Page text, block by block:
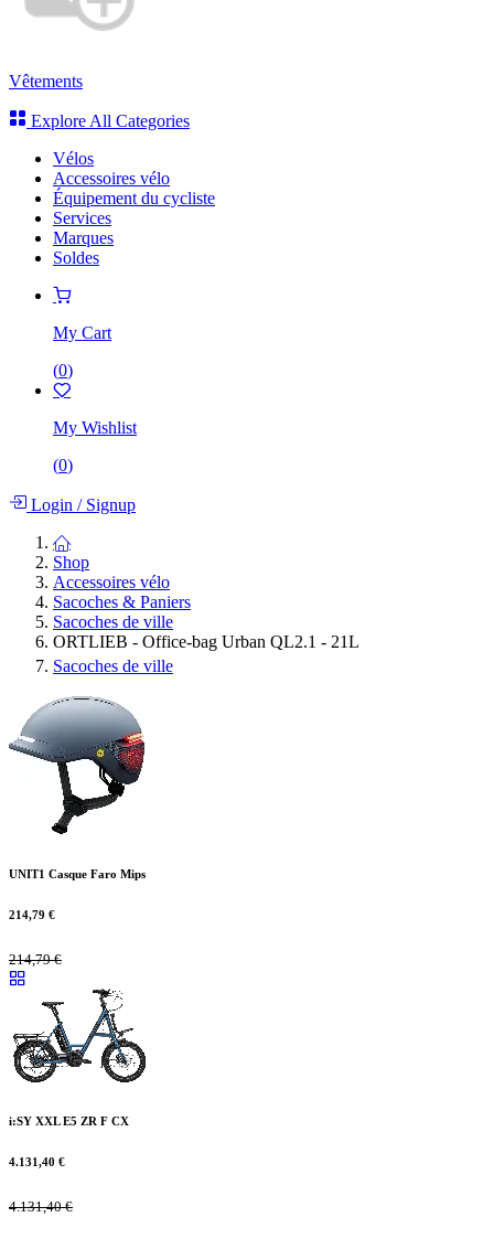
Vêtements
Explore All Categories
Vélos
Accessoires vélo
Équipement du cycliste
Services
Marques
Soldes
My Cart
(0)
My Wishlist
(0)
Login /Signup
Shop
Accessoires vélo
Sacoches & Paniers
Sacoches de ville
ORTLIEB - Office-bag Urban QL2.1 - 21L
Sacoches de ville
UNIT1 Casque Faro Mips
214,79 €
214,79€
i:SY XXL E5 ZR F CX
4.131,40 €
4.131,40€